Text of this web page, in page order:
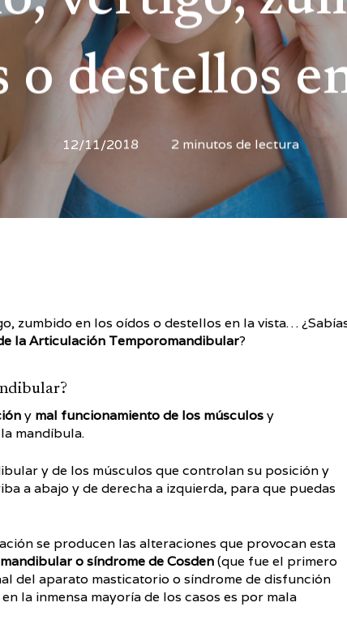
o destellos
12/11/2018 2 minutos de lectura
zumbido en los oídos o destellos en la vista…
la Articulación Temporomandibular?
y mal funcionamiento de los músculosy
mandíbula.
y de los músculos que controlan su posición y
a abajo y de derecha a izquierda, para que puedas
se producen las alteraciones que provocan esta
o síndrome de Cosden(que fue el primero
del aparato masticatorio o síndrome de disfunción
la inmensa mayoría de los casos es por mala